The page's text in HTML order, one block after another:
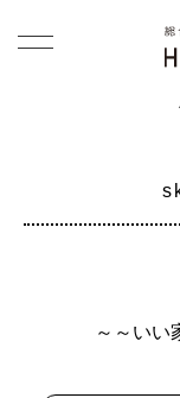
～～いい